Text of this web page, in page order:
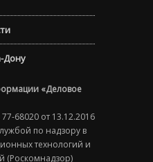
Дону
«Деловое
68020 от 13.12.2016
по надзору в
технологий и
(Роскомнадзор)